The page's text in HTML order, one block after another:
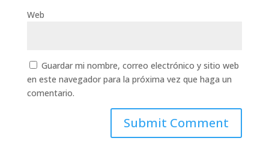
Web
Guardar mi nombre, correo electrónico y sitio web
en este navegador para la próxima vez que haga un
comentario.